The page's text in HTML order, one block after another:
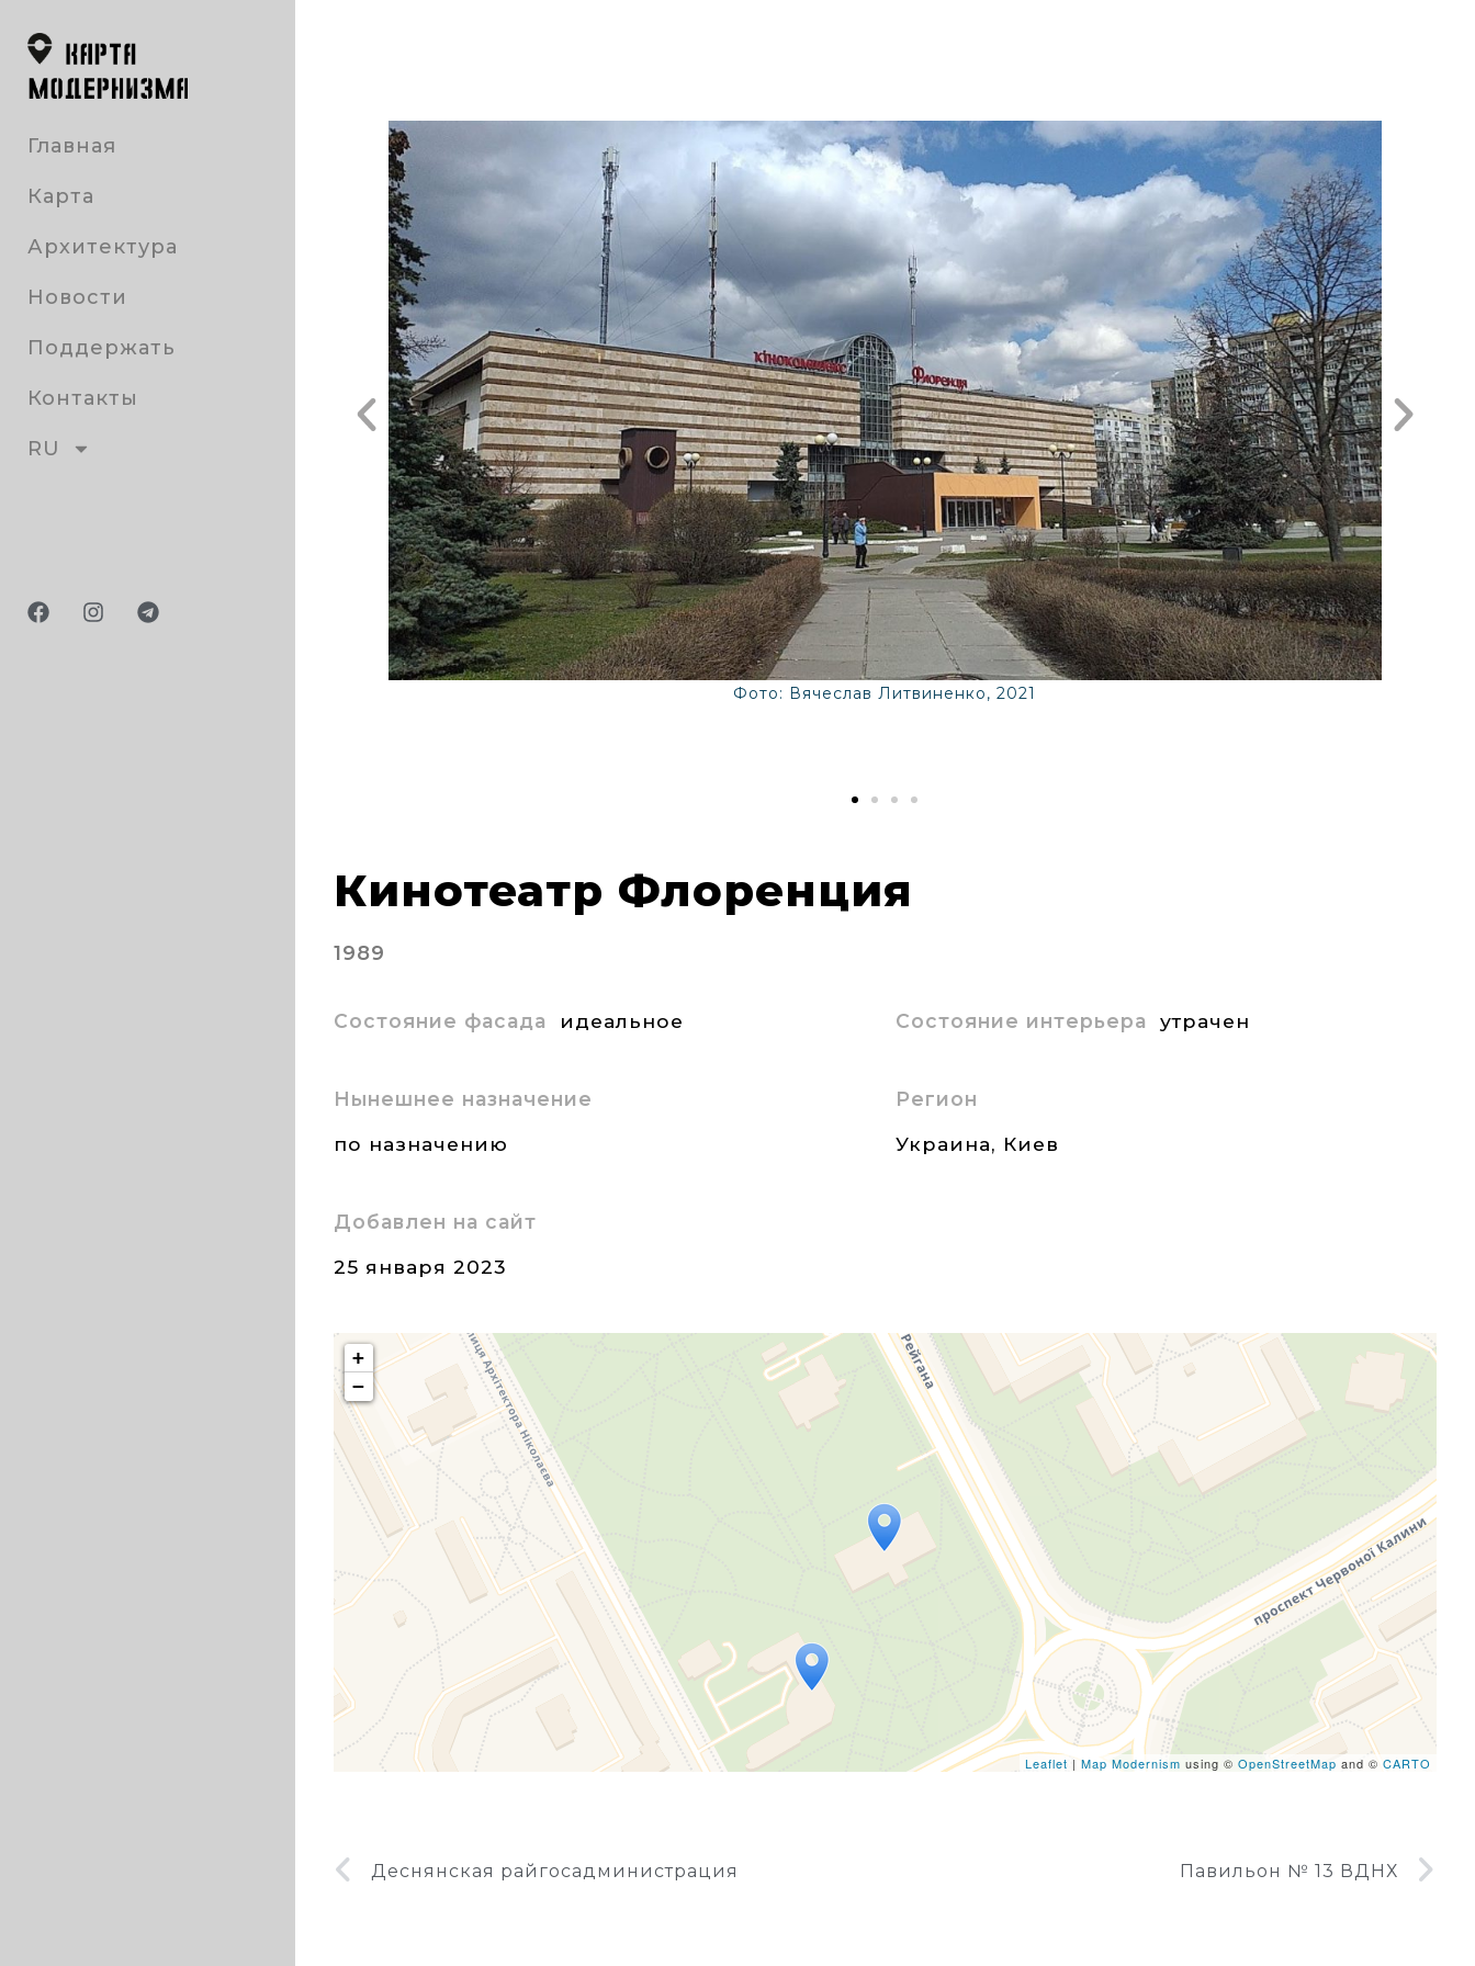
Главная
Карта
Архитектура
Новости
Поддержать
Контакты
RU
Фото: Вячеслав Литвиненко, 2021
Кинотеатр Флоренция
1989
Состояние фасада идеальное Состояние интерьераутрачен
Нынешнее назначение
по назначению
Регион
Украина, Киев
Добавлен на сайт
25 января 2023
Travelers' Map is loading...
If you see this after your page is loaded completely, leafletJS files are missing.
+
−
Leaflet | Map Modernism using © OpenStreetMap and © CARTO
Деснянская райгосадминистрация Павильон № 13 ВДНХ